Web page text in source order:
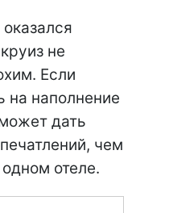
не
Если
на наполнение
дать
чем
отеле.